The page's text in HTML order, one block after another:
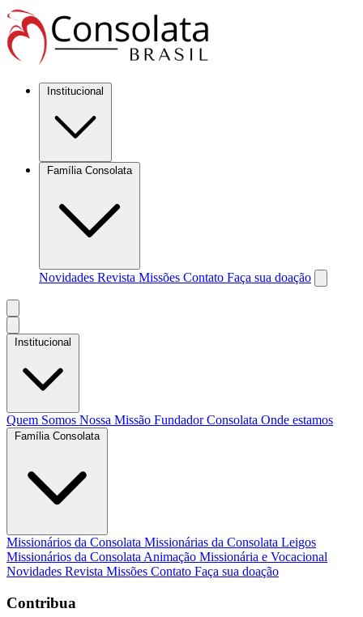
Institucional
Família Consolata
Novidades Revista Missões Contato Faça sua doação
Institucional
Quem Somos Nossa Missão FundadorConsolata Onde estamos
Família Consolata
Missionários da Consolata Missionárias da Consolata Leigos
Missionários da Consolata Animação Missionária e Vocacional
Novidades Revista Missões Contato Faça sua doação
Contribua